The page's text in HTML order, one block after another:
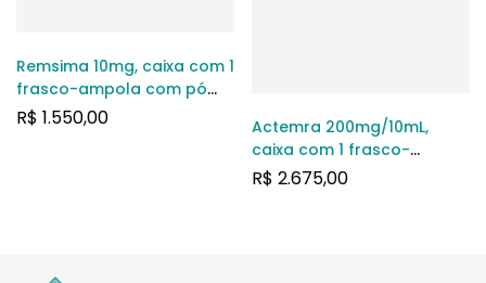
Remsima 10mg, caixa com 1
frasco-ampola com pó
para solução para uso
R$ 1.550,00
Actemra 200mg/10mL,
caixa com 1 frasco-
ampola com pó para
R$ 2.675,00